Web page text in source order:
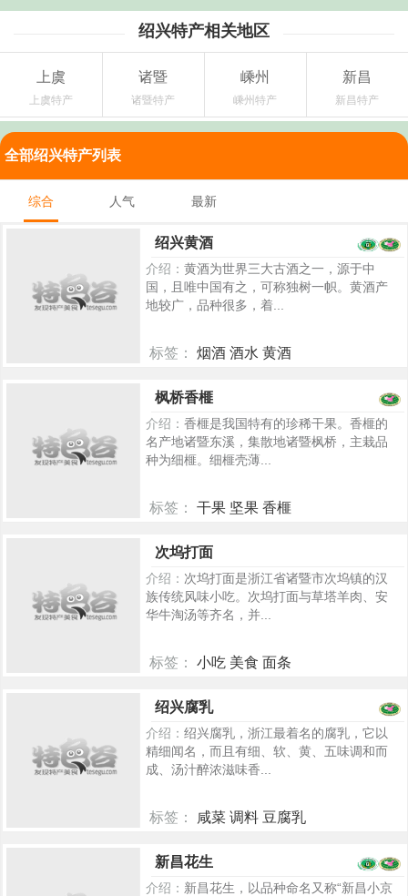
绍兴特产相关地区
上虞
上虞特产
诸暨
诸暨特产
嵊州
嵊州特产
新昌
新昌特产
全部绍兴特产列表
综合 人气 最新
绍兴黄酒
介绍： 黄酒为世界三大古酒之一，源于中
国，且唯中国有之，可称独树一帜。黄酒产
地较广，品种很多，着...
标签： 烟酒 酒水 黄酒
枫桥香榧
介绍： 香榧是我国特有的珍稀干果。香榧的
名产地诸暨东溪，集散地诸暨枫桥，主栽品
种为细榧。细榧壳薄...
标签： 干果 坚果 香榧
次坞打面
介绍： 次坞打面是浙江省诸暨市次坞镇的汉
族传统风味小吃。次坞打面与草塔羊肉、安
华牛淘汤等齐名，并...
标签： 小吃 美食 面条
绍兴腐乳
介绍： 绍兴腐乳，浙江最着名的腐乳，它以
精细闻名，而且有细、软、黄、五味调和而
成、汤汁醉浓滋味香...
标签： 咸菜 调料 豆腐乳
新昌花生
介绍： 新昌花生，以品种命名又称“新昌小京